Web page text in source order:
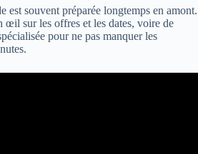
est souvent préparée longtemps en amont.
œil sur les offres et les dates, voire de
pour ne pas manquer les